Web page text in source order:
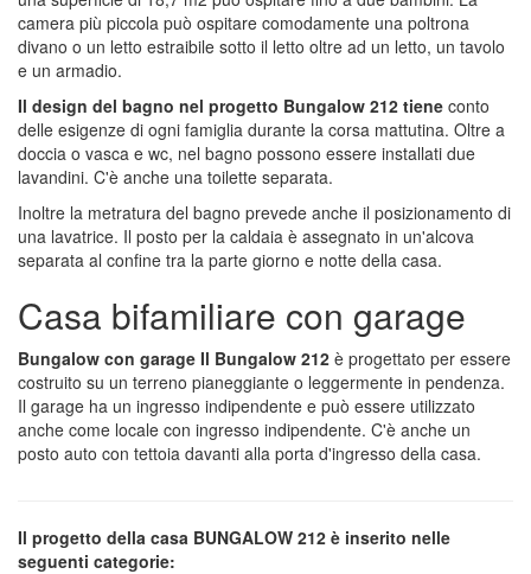
camera più piccola può ospitare comodamente una poltrona
divano o un letto estraibile sotto il letto oltre ad un letto, un tavolo
e un armadio.
Il design del bagno nel progetto Bungalow 212 tiene conto
delle esigenze di ogni famiglia durante la corsa mattutina. Oltre a
doccia o vasca e wc, nel bagno possono essere installati due
lavandini. C'è anche una toilette separata.
Inoltre la metratura del bagno prevede anche il posizionamento di
una lavatrice. Il posto per la caldaia è assegnato in un'alcova
separata al confine tra la parte giorno e notte della casa.
Casa bifamiliare con garage
Bungalow con garage Il Bungalow 212 è progettato per essere
costruito su un terreno pianeggiante o leggermente in pendenza.
Il garage ha un ingresso indipendente e può essere utilizzato
anche come locale con ingresso indipendente. C'è anche un
posto auto con tettoia davanti alla porta d'ingresso della casa.
Il progetto della casa BUNGALOW 212 è inserito nelle
seguenti categorie: